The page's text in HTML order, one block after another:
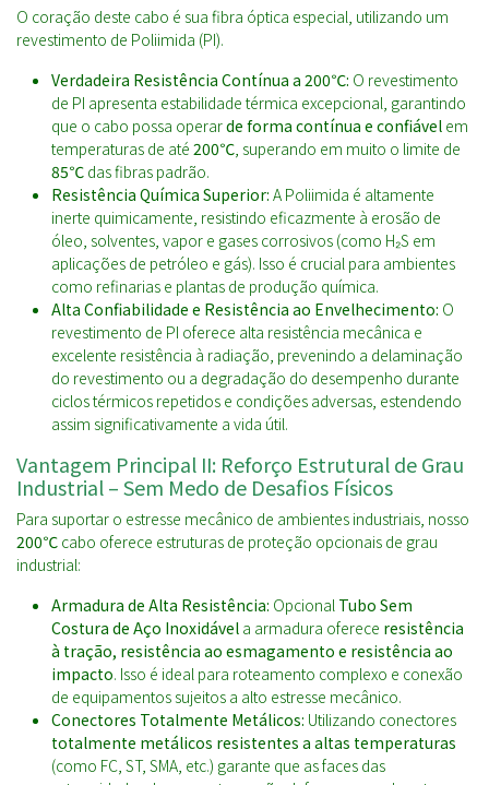
O coração deste cabo é sua fibra óptica especial, utilizando um
revestimento de Poliimida (PI).
Verdadeira Resistência Contínua a 200℃: O revestimento
de PI apresenta estabilidade térmica excepcional, garantindo
que o cabo possa operarde forma contínua e confiável em
temperaturas de até 200℃, superando em muito o limite de
85℃ das fibras padrão.
Resistência Química Superior: A Poliimida é altamente
inerte quimicamente, resistindo eficazmente à erosão de
óleo, solventes, vapor e gases corrosivos (como H₂S em
aplicações de petróleo e gás). Isso é crucial para ambientes
como refinarias e plantas de produção química.
Alta Confiabilidade e Resistência ao Envelhecimento: O
revestimento de PI oferece alta resistência mecânica e
excelente resistência à radiação, prevenindo a delaminação
do revestimento ou a degradação do desempenho durante
ciclos térmicos repetidos e condições adversas, estendendo
assim significativamente a vida útil.
Vantagem Principal II: Reforço Estrutural de Grau
Industrial – Sem Medo de Desafios Físicos
Para suportar o estresse mecânico de ambientes industriais, nosso
200℃ cabo oferece estruturas de proteção opcionais de grau
industrial:
Armadura de Alta Resistência: Opcional Tubo Sem
Costura de Aço Inoxidável a armadura oferece resistência
à tração, resistência ao esmagamento e resistência ao
impacto. Isso é ideal para roteamento complexo e conexão
de equipamentos sujeitos a alto estresse mecânico.
Conectores Totalmente Metálicos: Utilizando conectores
totalmente metálicos resistentes a altas temperaturas
(como FC, ST, SMA, etc.) garante que as faces das